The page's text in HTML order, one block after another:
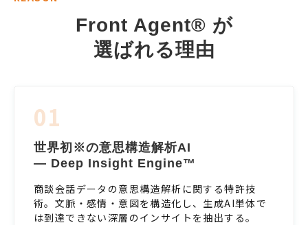
Front Agent® が
選ばれる理由
01
世界初※の意思構造解析AI
— Deep Insight Engine™
商談会話データの意思構造解析に関する特許技
術。文脈・感情・意図を構造化し、生成AI単体で
は到達できない深層のインサイトを抽出する。